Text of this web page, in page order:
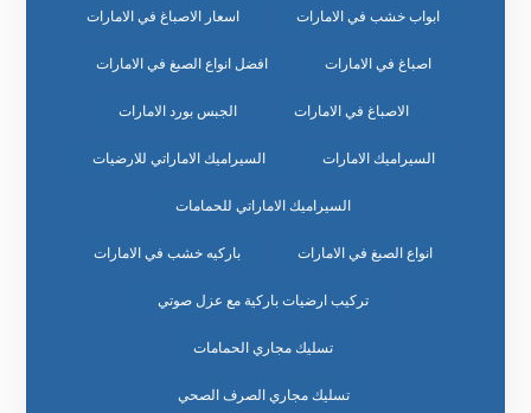
ابواب خشب في الامارات اسعار الاصباغ في الامارات
اصباغ في الامارات افضل انواع الصبغ في الامارات
الاصباغ في الامارات الجبس بورد الامارات
السيراميك الامارات السيراميك الاماراتي للارضيات
السيراميك الاماراتي للحمامات
انواع الصبغ في الامارات باركيه خشب في الامارات
تركيب ارضيات باركية مع عزل صوتي
تسليك مجاري الحمامات
تسليك مجاري الصرف الصحي